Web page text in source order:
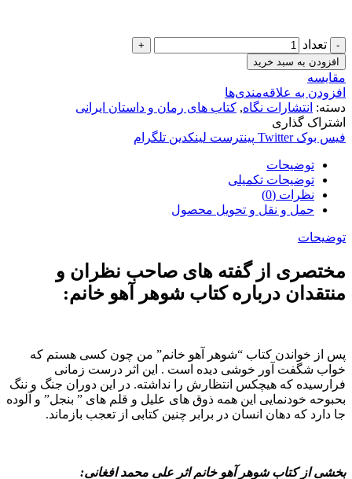
تعداد
افزودن به سبد خرید
مقایسه
افزودن به علاقه‌مندی‌ها
دسته: انتشارات نگاه, کتاب های رمان و داستان ایرانی
اشتراک گذاری
فیس بوک Twitter پینترست لینکدین تلگرام
توضیحات
توضیحات تکمیلی
نظرات (0)
حمل و نقل و تحویل محصول
توضیحات
مختصری از گفته های صاحب نظران و
منتقدان درباره کتاب شوهر آهو خانم:
پس از خواندن کتاب “شوهر آهو خانم” من چون کسی هستم که
خواب شگفت آور خوشی دیده است . این اثر درست زمانی
فرارسیده که هیچکس انتظارش را نداشته. در این دوران جنگ و ننگ
بحبوحه خودنمایی این همه ذوق های علیل و قلم های ” بنجل” و آلوده
جا دارد که دهان انسان در برابر چنین کتابی از تعجب بازماند.
بخشی از کتاب شوهر آهو خانم اثر علی محمد افغانی: